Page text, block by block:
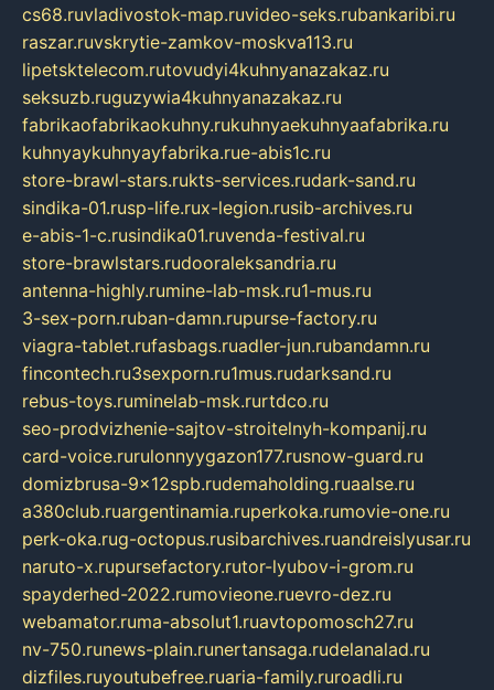
cs68.ruvladivostok-map.ruvideo-seks.rubankaribi.ru
raszar.ruvskrytie-zamkov-moskva113.ru
lipetsktelecom.rutovudyi4kuhnyanazakaz.ru
seksuzb.ruguzywia4kuhnyanazakaz.ru
fabrikaofabrikaokuhny.rukuhnyaekuhnyaafabrika.ru
kuhnyaykuhnyayfabrika.rue-abis1c.ru
store-brawl-stars.rukts-services.rudark-sand.ru
sindika-01.rusp-life.rux-legion.rusib-archives.ru
e-abis-1-c.rusindika01.ruvenda-festival.ru
store-brawlstars.rudooraleksandria.ru
antenna-highly.rumine-lab-msk.ru1-mus.ru
3-sex-porn.ruban-damn.rupurse-factory.ru
viagra-tablet.rufasbags.ruadler-jun.rubandamn.ru
fincontech.ru3sexporn.ru1mus.rudarksand.ru
rebus-toys.ruminelab-msk.rurtdco.ru
seo-prodvizhenie-sajtov-stroitelnyh-kompanij.ru
card-voice.rurulonnyygazon177.rusnow-guard.ru
domizbrusa-9x12spb.rudemaholding.ruaalse.ru
a380club.ruargentinamia.ruperkoka.rumovie-one.ru
perk-oka.rug-octopus.rusibarchives.ruandreislyusar.ru
naruto-x.rupursefactory.rutor-lyubov-i-grom.ru
spayderhed-2022.rumovieone.ruevro-dez.ru
webamator.ruma-absolut1.ruavtopomosch27.ru
nv-750.runews-plain.runertansaga.rudelanalad.ru
dizfiles.ruyoutubefree.ruaria-family.ruroadli.ru